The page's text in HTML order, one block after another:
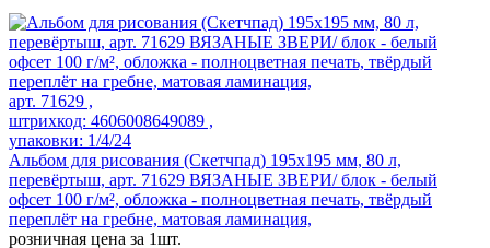
арт. 71629 ,
штрихкод: 4606008649089 ,
упаковки: 1/4/24
Альбом для рисования (Скетчпад) 195x195 мм, 80 л,
перевёртыш, арт. 71629 ВЯЗАНЫЕ ЗВЕРИ/ блок - белый
офсет 100 г/м², обложка - полноцветная печать, твёрдый
переплёт на гребне, матовая ламинация,
розничная цена за 1шт.